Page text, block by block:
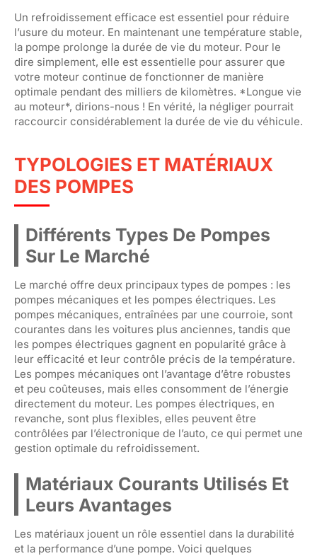
Un refroidissement efficace est essentiel pour réduire
l’usure du moteur. En maintenant une température stable,
la pompe prolonge la durée de vie du moteur. Pour le
dire simplement, elle est essentielle pour assurer que
votre moteur continue de fonctionner de manière
optimale pendant des milliers de kilomètres. *Longue vie
au moteur*, dirions-nous ! En vérité, la négliger pourrait
raccourcir considérablement la durée de vie du véhicule.
TYPOLOGIES ET MATÉRIAUX
DES POMPES
Différents Types De Pompes
Sur Le Marché
Le marché offre deux principaux types de pompes : les
pompes mécaniques et les pompes électriques. Les
pompes mécaniques, entraînées par une courroie, sont
courantes dans les voitures plus anciennes, tandis que
les pompes électriques gagnent en popularité grâce à
leur efficacité et leur contrôle précis de la température.
Les pompes mécaniques ont l’avantage d’être robustes
et peu coûteuses, mais elles consomment de l’énergie
directement du moteur. Les pompes électriques, en
revanche, sont plus flexibles, elles peuvent être
contrôlées par l’électronique de l’auto, ce qui permet une
gestion optimale du refroidissement.
Matériaux Courants Utilisés Et
Leurs Avantages
Les matériaux jouent un rôle essentiel dans la durabilité
et la performance d’une pompe. Voici quelques